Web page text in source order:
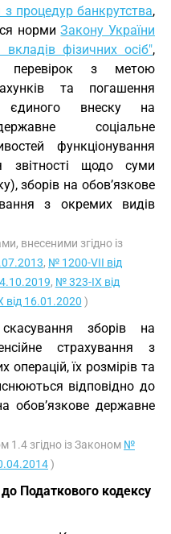
процедур банкрутства,
нормиЗакону України
фізичних осіб",
перевірок з метою
та погашення
єдиного внеску на
соціальне
функціонування
звітності щодо суми
зборів на обов’язкове
з окремих видів
внесеними згідно із
, № 1200-VII від
, № 323-IX від
від 16.01.2020 )
зборів на
страхування з
їх розмірів та
відповідно до
обов’язкове державне
1.4 згідно із Законом №
)
Податкового кодексу